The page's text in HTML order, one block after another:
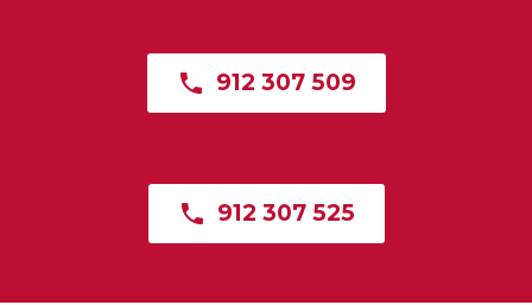
 912 307 509
 912 307 525